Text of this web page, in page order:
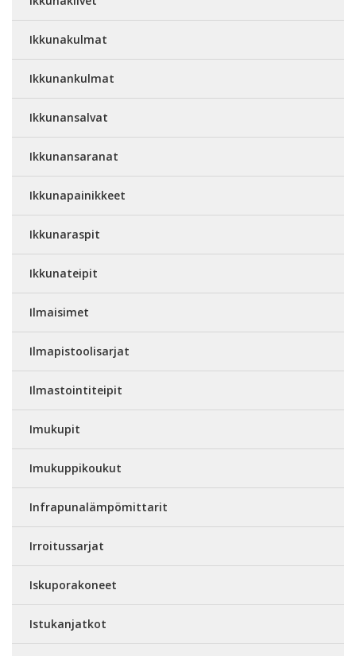
Ikkunakulmat
Ikkunankulmat
Ikkunansalvat
Ikkunansaranat
Ikkunapainikkeet
Ikkunaraspit
Ikkunateipit
Ilmaisimet
Ilmapistoolisarjat
Ilmastointiteipit
Imukupit
Imukuppikoukut
Infrapunalämpömittarit
Irroitussarjat
Iskuporakoneet
Istukanjatkot